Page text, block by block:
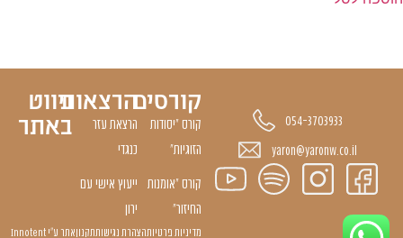
קורסים
קורס "יסודות
הזוגיות״
קורס ״אומנות
החיזור״
הרצאות
הרצאת עזר
כנגדי
ייעוץ אישי עם
ירון
ניווט
באתר
מדיניות פרטיותהצהרת נגישותתקנוןאתר ע״י Innotent
054-3703933
yaron@yaronw.co.il